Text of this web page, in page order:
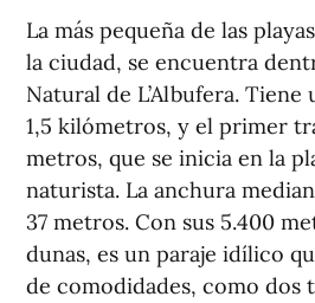
La más pequeña de las
la ciudad, se encuentra
Natural de L’Albufera. Tiene
1,5 kilómetros, y el primer
metros, que se inicia en la
naturista. La anchura
37 metros. Con sus 5.400
dunas, es un paraje idílico
de comodidades, como dos